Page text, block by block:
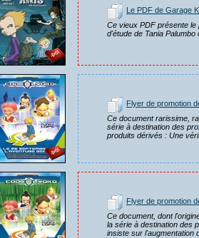
Le PDF de Garage
Ce vieux PDF présente le
d'étude de Tania
Flyer de promotion
Ce document rarissime,
série à destination des
produits dérivés : Une
Flyer de promotion
Ce document, dont
la série à destination des
insiste sur l'augmentation